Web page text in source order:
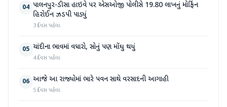
04 પાલનપુર-ડીસા હાઇવે પર એસઓજી પોલીસે 19.80 લાખનું મોર્ફિન
હિરોઈન ઝડપી પાડ્યું
3 દિવસ પહેલા
05 ચાંદીના ભાવમાં વધારો, સોનું પણ મોંઘુ થયું
4 દિવસ પહેલા
06 આજે આ રાજ્યોમાં ભારે પવન સાથે વરસાદની આગાહી
5 દિવસ પહેલા